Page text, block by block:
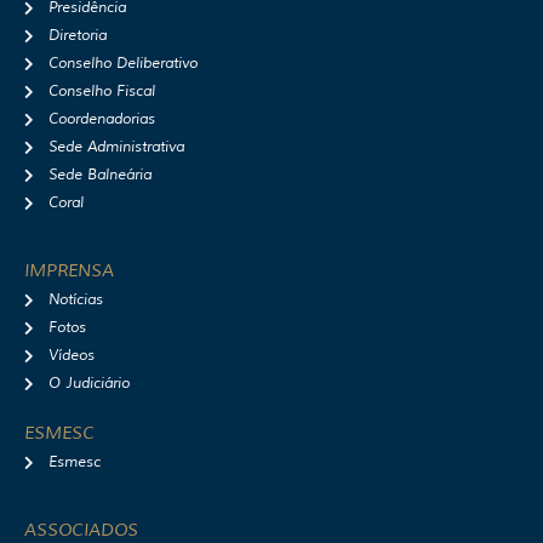
Presidência
Diretoria
Conselho Deliberativo
Conselho Fiscal
Coordenadorias
Sede Administrativa
Sede Balneária
Coral
IMPRENSA
Notícias
Fotos
Vídeos
O Judiciário
ESMESC
Esmesc
ASSOCIADOS